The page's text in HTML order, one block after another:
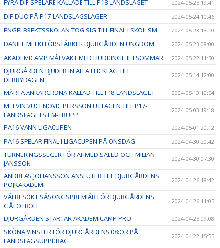
FYRA DIF-SPELARE KALLADE TILL P18-LANDSLAGET 2024-05-25 19:41
DIF-DUO PÅ P17-LANDSLAGSLÄGER 2024-05-24 10:46
ENGELBREKTSSKOLAN TOG SIG TILL FINAL I SKOL-SM 2024-05-23 13:10
DANIEL MELKI FÖRSTÄRKER DJURGÅRDEN UNGDOM 2024-05-23 08:00
AKADEMICAMP MÅLVAKT MED HUDDINGE IF I SOMMAR 2024-05-22 11:50
DJURGÅRDEN BJUDER IN ALLA FLICKLAG TILL
DERBYDAGEN
2024-05-14 12:00
MÄRTA ANKARCRONA KALLAD TILL F18-LANDSLAGET 2024-05-13 12:54
MELVIN VUCENOVIC PERSSON UTTAGEN TILL P17-
LANDSLAGETS EM-TRUPP
2024-05-03 19:18
PA16 VANN LIGACUPEN 2024-05-01 20:12
PA16 SPELAR FINAL I LIGACUPEN PÅ ONSDAG 2024-04-30 20:42
TURNERINGSSEGER FÖR AHMED SAEED OCH MILIAN
JANSSON
2024-04-30 07:30
ANDREAS JOHANSSON ANSLUTER TILL DJURGÅRDENS
POJKAKADEMI
2024-04-26 18:42
VÄLBESÖKT SÄSONGSPREMIÄR FÖR DJURGÅRDENS
GÅFOTBOLL
2024-04-26 11:05
DJURGÅRDEN STARTAR AKADEMICAMP PRO 2024-04-25 09:08
SKÖNA VINSTER FÖR DJURGÅRDENS 08:OR PÅ
LANDSLAGSUPPDRAG
2024-04-22 15:55